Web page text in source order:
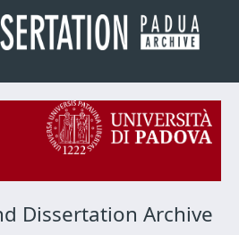
Dissertation Archive